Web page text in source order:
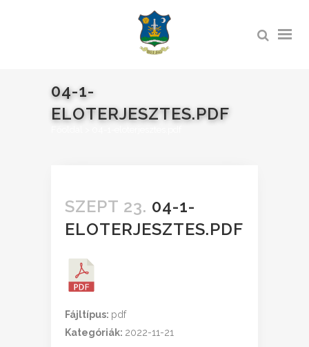
04-1-
ELOTERJESZTES.PDF
SZEPT 23. 04-1-
ELOTERJESZTES.PDF
Fájltípus: pdf
Kategóriák: 2022-11-21